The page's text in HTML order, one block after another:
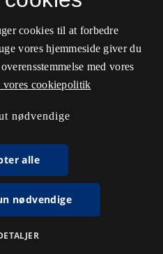
cookies til at forbedre
vores hjemmeside giver du
med vores
vores cookiepolitik
nødvendige
alle
nødvendige